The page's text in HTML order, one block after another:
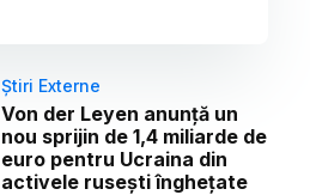
Știri Externe
Von der Leyen anunță un
nou sprijin de 1,4 miliarde de
euro pentru Ucraina din
activele rusești înghețate